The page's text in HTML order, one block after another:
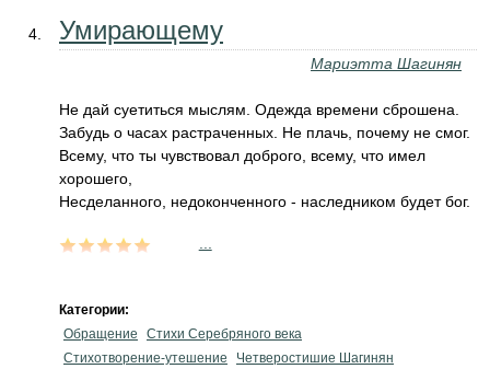
Умирающему
Мариэтта Шагинян
Не дай суетиться мыслям. Одежда времени сброшена.
Забудь о часах растраченных. Не плачь, почему не смог.
Всему, что ты чувствовал доброго, всему, что имел
хорошего,
Несделанного, недоконченного - наследником будет бог.
Категории:
Обращение
Стихи Серебряного века
Стихотворение-утешение
Четверостишие Шагинян